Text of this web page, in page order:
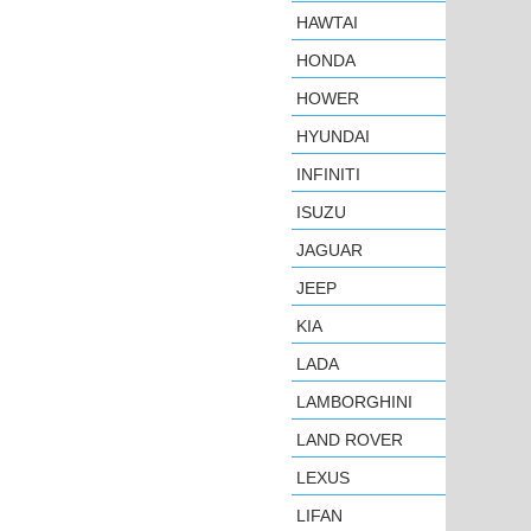
HAWTAI
HONDA
HOWER
HYUNDAI
INFINITI
ISUZU
JAGUAR
JEEP
KIA
LADA
LAMBORGHINI
LAND ROVER
LEXUS
LIFAN